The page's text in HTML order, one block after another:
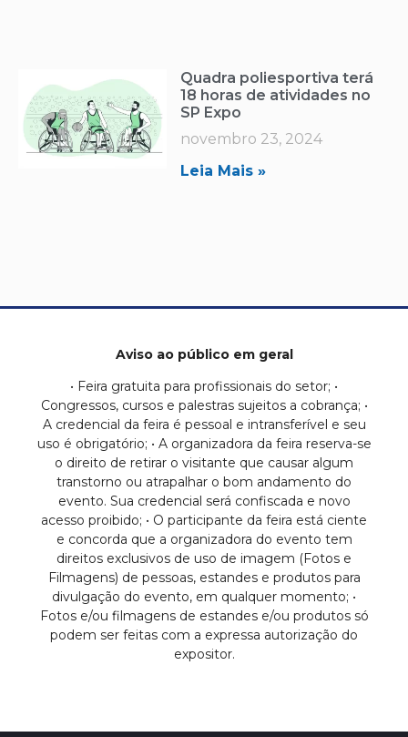
Quadra poliesportiva terá
18 horas de atividades no
SP Expo
novembro 23, 2024
Leia Mais »
Aviso ao público em geral
• Feira gratuita para profissionais do setor; •
Congressos, cursos e palestras sujeitos a cobrança; •
A credencial da feira é pessoal e intransferível e seu
uso é obrigatório; • A organizadora da feira reserva-se
o direito de retirar o visitante que causar algum
transtorno ou atrapalhar o bom andamento do
evento. Sua credencial será confiscada e novo
acesso proibido; • O participante da feira está ciente
e concorda que a organizadora do evento tem
direitos exclusivos de uso de imagem (Fotos e
Filmagens) de pessoas, estandes e produtos para
divulgação do evento, em qualquer momento; •
Fotos e/ou filmagens de estandes e/ou produtos só
podem ser feitas com a expressa autorização do
expositor.